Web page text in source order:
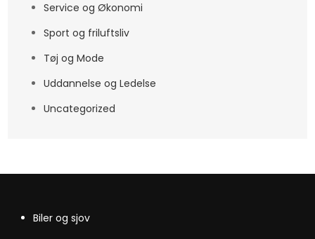
Service og Økonomi
Sport og friluftsliv
Tøj og Mode
Uddannelse og Ledelse
Uncategorized
Biler og sjov